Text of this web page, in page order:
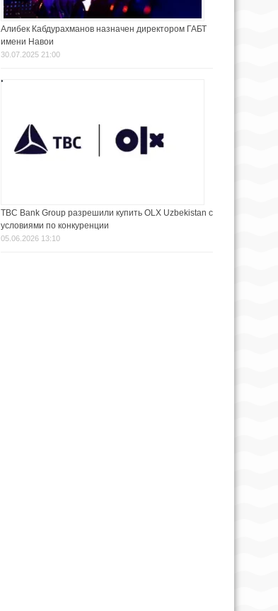
Алибек Кабдурахманов назначен директором ГАБТ
имени Навои
30.07.2025 21:00
TBC Bank Group разрешили купить OLX Uzbekistan с
условиями по конкуренции
05.06.2026 13:10